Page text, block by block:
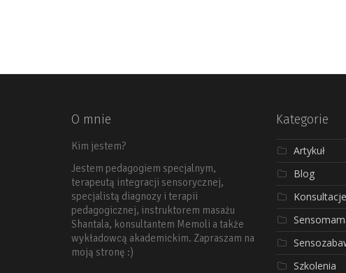
O mnie
Kim jestem?
Jestem pedagogiem specjalnym,
terapeutą integracji sensorycznej,
specjalistą diagnozy i terapii
pedagogicznej, instruktorem masażu
Shantala, konsultantem Memoli a także
wykładowcą akademickim. Zapraszam na
moją stronę :)
Kategorie
Artykuł
Blog
Szkolenia